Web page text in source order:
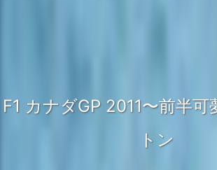
F1 カナダGP 2011〜前半可
トン